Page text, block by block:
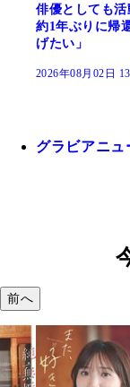
俳優としても
約1年ぶりに帰
げたい」
2026年08月02日
グラビアニュ
前へ